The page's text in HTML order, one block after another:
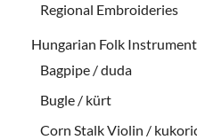
Regional Embroideries
Hungarian Folk
Bagpipe / duda
Bugle / kürt
Corn Stalk Violin /